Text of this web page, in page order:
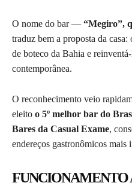
O nome do bar — “Megiro”,
traduz bem a proposta da
de boteco da Bahia e
contemporânea.
O reconhecimento veio
eleito o 5º melhor bar do
Bares da Casual Exame,
endereços gastronômicos mais